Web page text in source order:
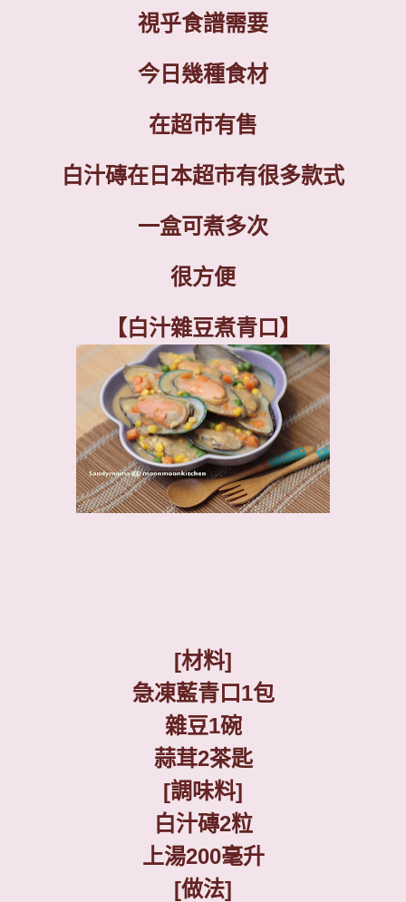
視乎食譜需要
今日幾種食材
在超巿有售
白汁磚在日本超巿有很多款式
一盒可煮多次
很方便
【白汁雜豆煮青口】
[材料]
急凍藍青口1包
雜豆1碗
蒜茸2茶匙
[調味料]
白汁磚2粒
上湯200毫升
[做法]